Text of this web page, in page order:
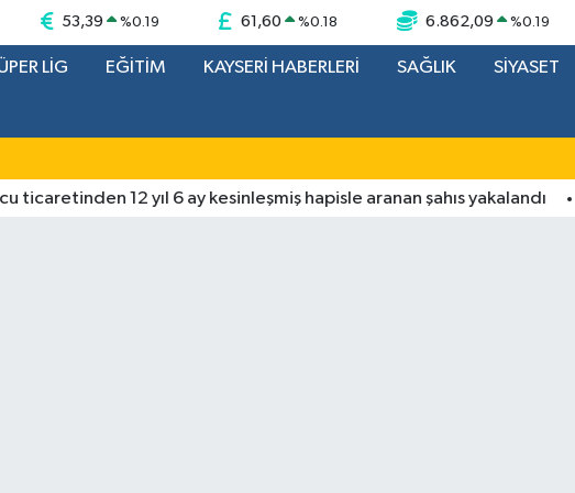
53,39 %0.19 61,60 %0.18 6.862,09 %0.19
LİG EĞİTİM KAYSERİ HABERLERİ SAĞLIK SİYASET
12 yıl 6 ay kesinleşmiş hapisle aranan şahıs yakalandı 00:59